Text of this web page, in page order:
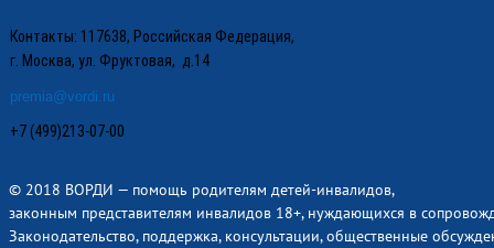
Контакты: 117638, Российская Федерация,
г. Москва, ул. Фруктовая, д.14
premia@vordi.ru
+7 (499)213-07-00
© 2018 ВОРДИ — помощь родителям детей-инвалидов,
законным представителям инвалидов 18+, нуждающихся в
Законодательство, поддержка, консультации, общественные